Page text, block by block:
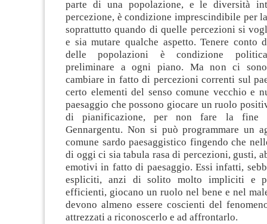
parte di una popolazione, e le diversità
percezione, è condizione imprescindibile per
soprattutto quando di quelle percezioni si
e sia mutare qualche aspetto. Tenere conto
delle popolazioni è condizione
preliminare a ogni piano. Ma non ci
cambiare in fatto di percezioni correnti sul
certo elementi del senso comune vecchio e
paesaggio che possono giocare un ruolo
di pianificazione, per non fare la fine
Gennargentu. Non si può programmare un
comune sardo paesaggistico fingendo che
di oggi ci sia tabula rasa di percezioni, gusti,
emotivi in fatto di paesaggio. Essi infatti,
espliciti, anzi di solito molto impliciti e
efficienti, giocano un ruolo nel bene e nel
devono almeno essere coscienti del
attrezzati a riconoscerlo e ad affrontarlo.